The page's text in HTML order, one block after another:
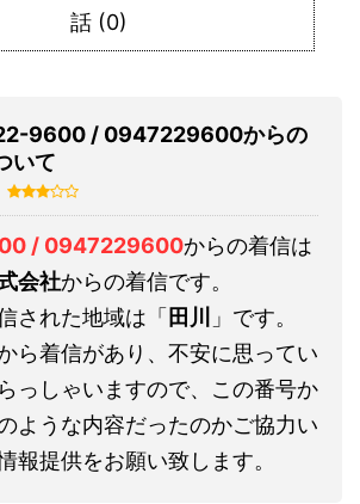
話 (0)
9600 / 0947229600からの
いて
/ 0947229600からの着信は
会社からの着信です。
された地域は「 田川
」です。
ら着信があり、不安に思ってい
っしゃいますので、この番号か
ような内容だったのかご協力い
報提供をお願い致します。